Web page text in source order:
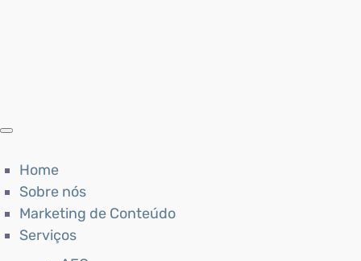
Home
Sobre nós
Marketing de Conteúdo
Serviços